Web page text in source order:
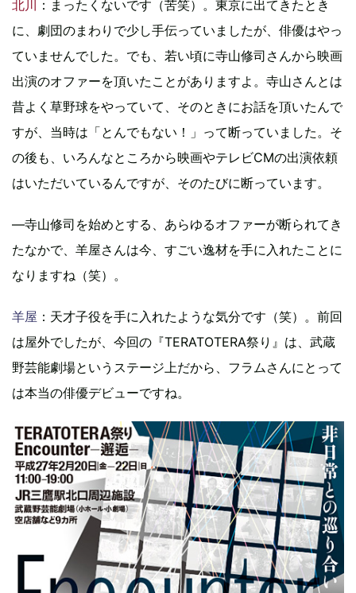
北川
：まったくないです（苦笑）。東京に出てきたとき
に、劇団のまわりで少し手伝っていましたが、俳優はやっ
ていませんでした。でも、若い頃に寺山修司さんから映画
出演のオファーを頂いたことがありますよ。寺山さんとは
昔よく草野球をやっていて、そのときにお話を頂いたんで
すが、当時は「とんでもない！」って断っていました。そ
の後も、いろんなところから映画やテレビCMの出演依頼
はいただいているんですが、そのたびに断っています。
―寺山修司を始めとする、あらゆるオファーが断られてき
たなかで、羊屋さんは今、すごい逸材を手に入れたことに
なりますね（笑）。
羊屋 ：天才子役を手に入れたような気分です（笑）。前回
は屋外でしたが、今回の『TERATOTERA祭り』は、武蔵
野芸能劇場というステージ上だから、フラムさんにとって
は本当の俳優デビューですね。